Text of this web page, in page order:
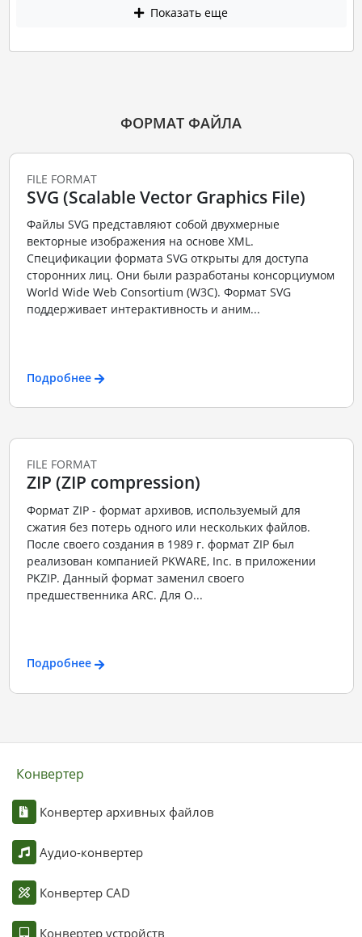
Показать еще
ФОРМАТ ФАЙЛА
FILE FORMAT
SVG (Scalable Vector Graphics File)
Файлы SVG представляют собой двухмерные
векторные изображения на основе XML.
Спецификации формата SVG открыты для доступа
сторонних лиц. Они были разработаны консорциумом
World Wide Web Consortium (W3C). Формат SVG
поддерживает интерактивность и аним...
Подробнее
FILE FORMAT
ZIP (ZIP compression)
Формат ZIP - формат архивов, используемый для
сжатия без потерь одного или нескольких файлов.
После своего создания в 1989 г. формат ZIP был
реализован компанией PKWARE, Inc. в приложении
PKZIP. Данный формат заменил своего
предшественника ARC. Для О...
Подробнее
Конвертер
Конвертер архивных файлов
Аудио-конвертер
Конвертер CAD
Конвертер устройств